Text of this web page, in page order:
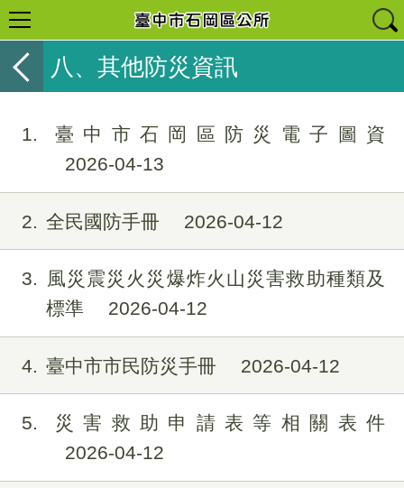
八、其他防災資訊
1
臺中市石岡區防災電子圖資
2026-04-13
2 全民國防手冊 2026-04-12
3
風災震災火災爆炸火山災害救助種類及
標準
2026-04-12
4 臺中市市民防災手冊 2026-04-12
5
災害救助申請表等相關表件
2026-04-12